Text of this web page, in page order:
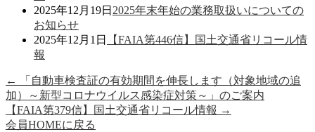
2025年12月19日 2025年末年始の業務取扱いについての
お知らせ
2025年12月1日
【FAIA第446信】国土交通省リコール情
報
←
「自動車検査証の有効期間を伸長します（対象地域の追
加）～新型コロナウイルス感染症対策～」のご案内
【FAIA第379信】国土交通省リコール情報 →
会員HOMEに戻る